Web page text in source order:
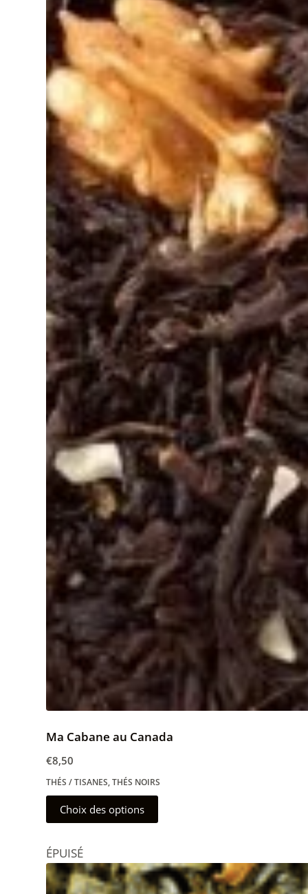
Ma Cabane au Canada
€8,50
THÉS / TISANES,THÉS NOIRS
Choix des options
produit
plusieurs
variations.
ÉPUISÉ